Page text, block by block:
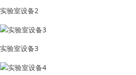
实验室设备2
实验室设备3